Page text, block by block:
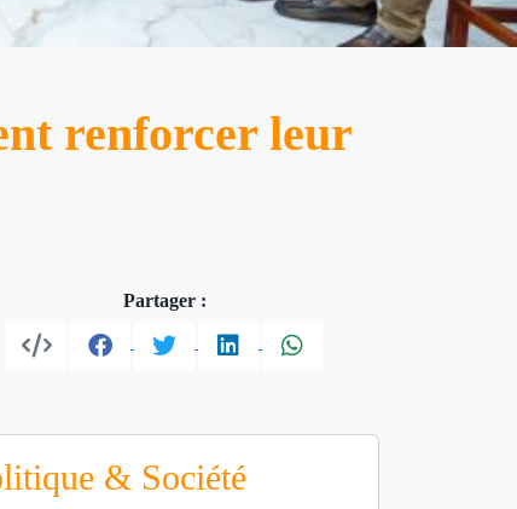
renforcer leur
Partager :
& Société